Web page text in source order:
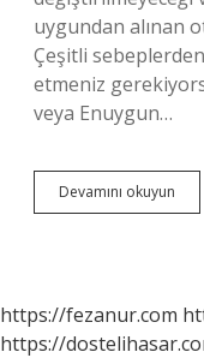
uygundan alınan
Çeşitli
etmeniz
veya Enuygun…
Devamını okuyun
Mi
https://fezanur.com
https://